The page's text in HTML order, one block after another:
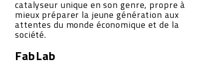
catalyseur unique en son genre, propre à
mieux préparer la jeune génération aux
attentes du monde économique et de la
société.
FabLab